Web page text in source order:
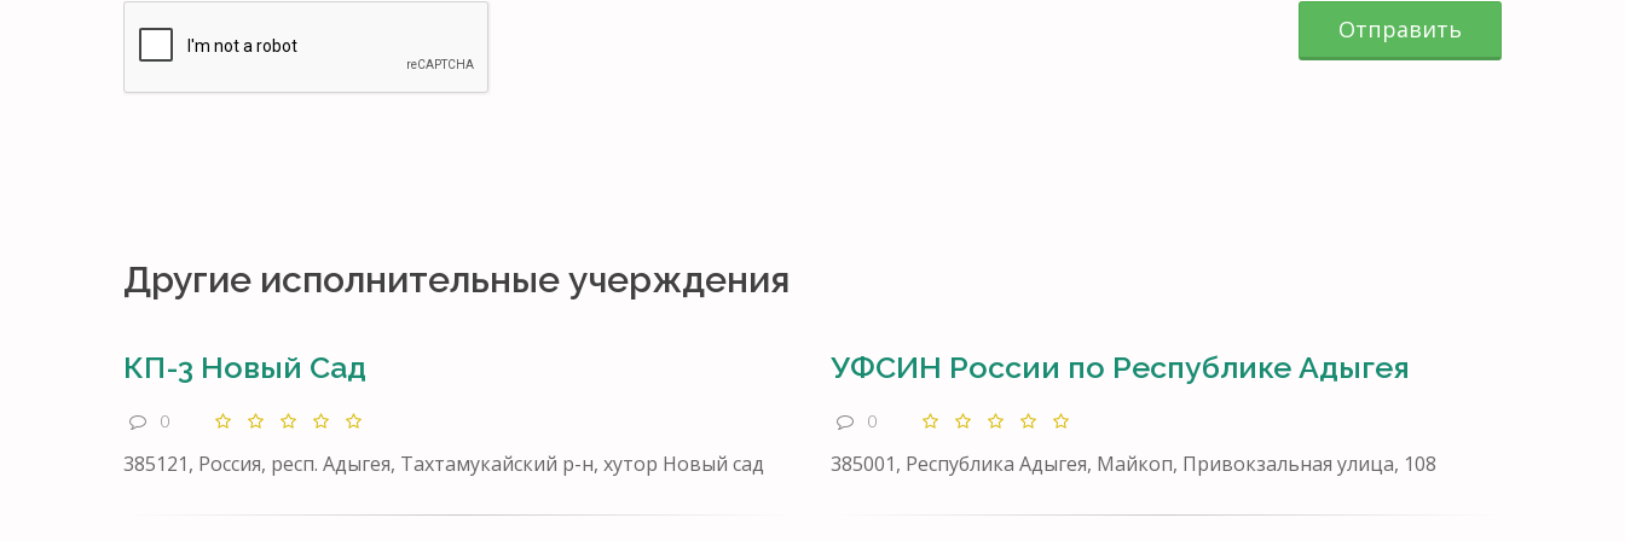
Отправить
Другие исполнительные учерждения
КП-3 Новый Сад
0
385121, Россия, респ. Адыгея, Тахтамукайский р-н, хутор Новый сад
УФСИН России по Республике Адыгея
0
385001, Республика Адыгея, Майкоп, Привокзальная улица, 108